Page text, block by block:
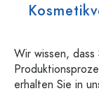
Wir wissen,
erhalten Sie in